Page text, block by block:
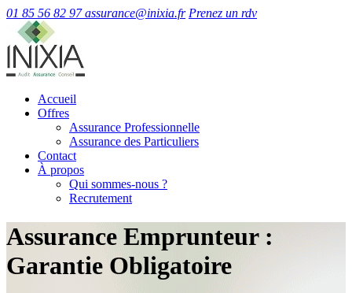
01 85 56 82 97 assurance@inixia.fr Prenez un rdv
Accueil
Offres
Assurance Professionnelle
Assurance des Particuliers
Contact
À propos
Qui sommes-nous ?
Recrutement
Assurance Emprunteur :
Garantie Obligatoire